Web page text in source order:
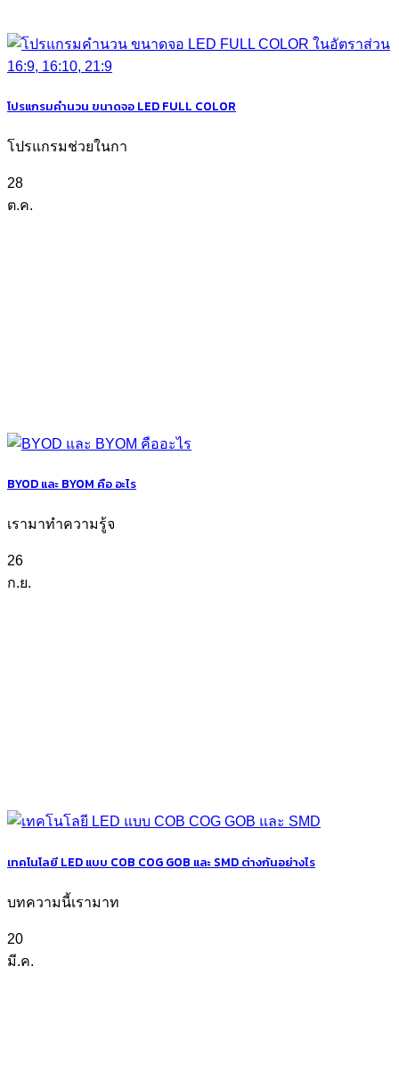
โปรแกรมคำนวน ขนาดจอ LED FULL COLOR
โปรแกรมช่วยในกา
28
ต.ค.
BYOD และ BYOM คือ อะไร
เรามาทำความรู้จ
26
ก.ย.
เทคโนโลยี LED แบบ COB COG GOB และ SMD ต่างกันอย่างไร
บทความนี้เรามาท
20
มี.ค.